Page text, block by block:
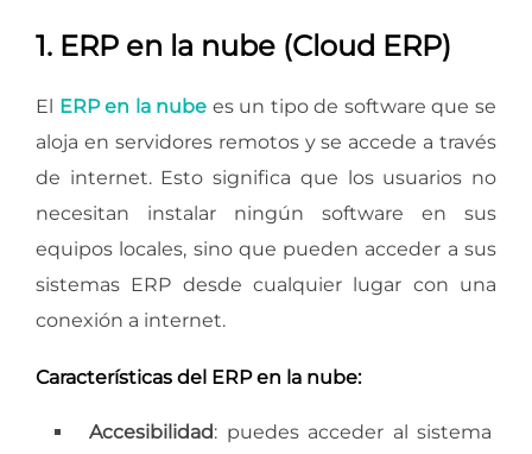
1. ERP en la nube (Cloud ERP)
El ERP en la nube es un tipo de software que se
aloja en servidores remotos y se accede a través
de internet. Esto significa que los usuarios no
necesitan instalar ningún software en sus
equipos locales, sino que pueden acceder a sus
sistemas ERP desde cualquier lugar con una
conexión a internet.
Características del ERP en la nube:
Accesibilidad: puedes acceder al sistema